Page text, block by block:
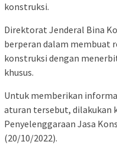
konstruksi.
Direktorat Jenderal Bina
berperan dalam membuat
konstruksi dengan
khusus.
Untuk memberikan
aturan tersebut, dilakukan
Penyelenggaraan Jasa
(20/10/2022).